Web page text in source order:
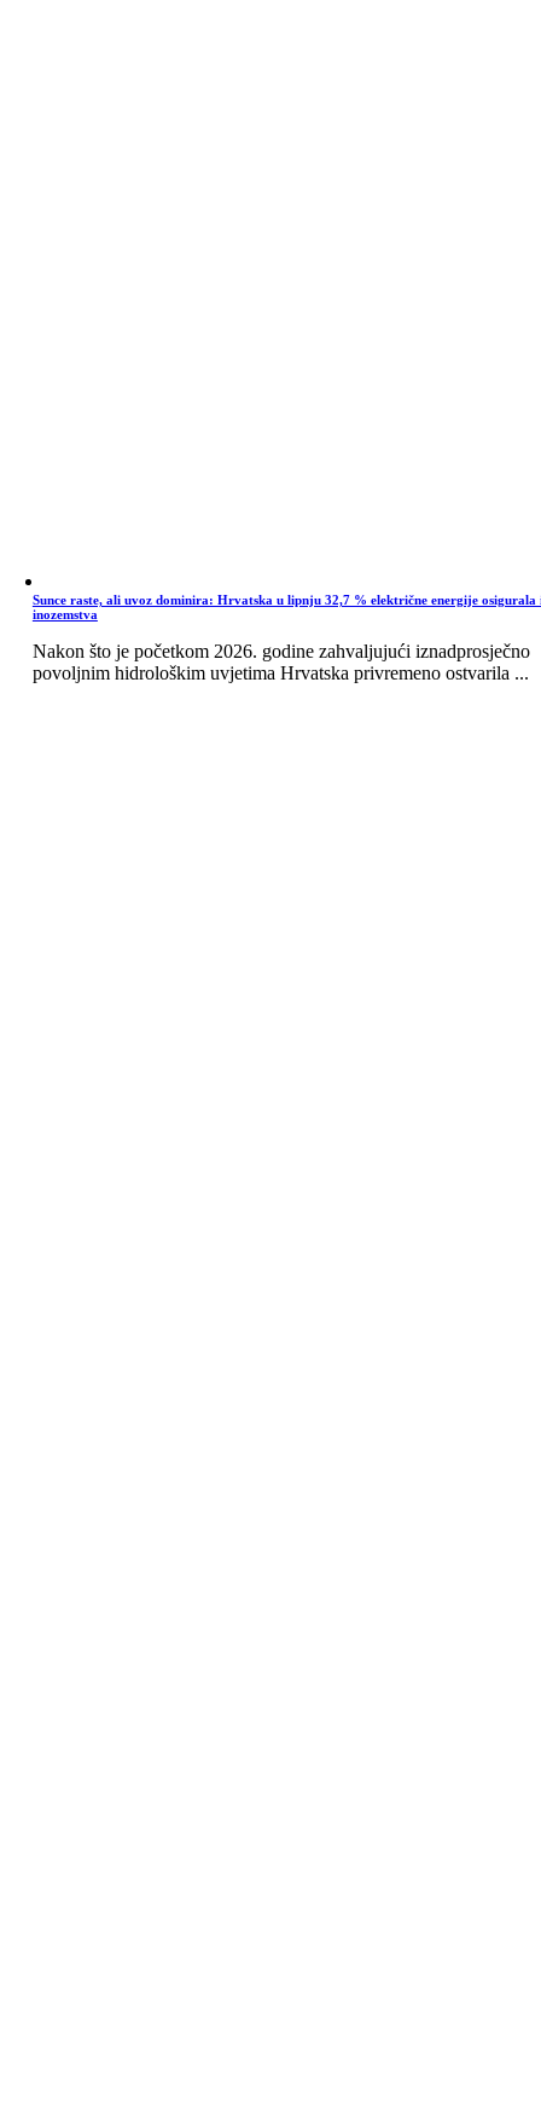
Sunce raste, ali uvoz dominira: Hrvatska u lipnju 32,7 % električne energije osigurala
inozemstva
Nakon što je početkom 2026. godine zahvaljujući iznadprosječno
povoljnim hidrološkim uvjetima Hrvatska privremeno ostvarila ...